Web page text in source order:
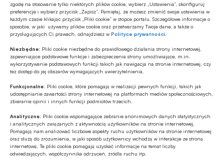
zgodę na stosowanie tylko niektórych plików cookie, wybierz „Ustawienia”, skonfiguruj
preferencje i wybierz przycisk „Zapisz”. Pamiętaj, że możesz zmienić swoje ustawienia w
każdym czasie klikając przycisk „Pliki cookie” w stopce portalu. Szczegółowe informacje o
sposobie, w jaki używamy plików cookie oraz przetwarzamy Twoje dane, a także o
przysługujących Ci prawach, odnajdziesz wPolityce prywatności
Niezbędne: Pliki cookie niezbędne do prawidłowego działania strony internetowej,
zapewniające podstawowe funkcje i zabezpieczenia strony umożliwiające, m.in.
wykorzystywanie podstawowych funkcji takich jak nawigacja na stronie internetowej, czy
tez dostęp do jej obszarów wymagających uwierzytelnienia.
Funkcjonalne: Pliki cookie, które pomagają w realizacji pewnych funkcji, takich jak
udostępnianie zawartości strony internetowej na platformach mediów społecznościowych,
zbieranie opinii i innych funkcji podmiotów trzecich.
Analityczne: Pliki cookie wspomagające zebranie anonimowych danych statystycznych
i analitycznych związanych z aktywnością użytkowników na stronie internetowej.
Pomagają nam analizować liczbowe aspekty ruchu użytkowników na stronie internetowej
oraz służą do zrozumienia, w jaki sposób użytkownicy wchodzą w interakcje ze stroną
internetową. Te pliki cookie pomagają uzyskać informacje na temat liczby
odwiedzających, współczynnika odrzuceń, źródła ruchu itp.
Źródło:BANK.pl
Udostępnij
Tagi
CMDI / Crisis Management and Deposit Insurance